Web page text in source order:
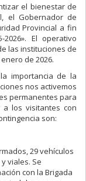
el bienestar de
el Gobernador de
Provincial a fin
El operativo
las instituciones de
de 2026.
importancia de la
nos activemos
permanentes para
los visitantes con
son:
29 vehículos
viales. Se
con la Brigada